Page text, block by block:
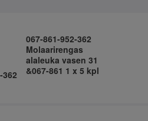
362
067-861-952-362
Molaarirengas
alaleuka vasen 31
&067-861 1 x 5 kpl